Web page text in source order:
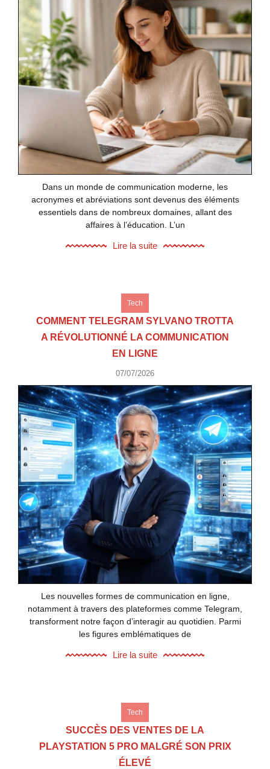
Dans un monde de communication moderne, les
acronymes et abréviations sont devenus des éléments
essentiels dans de nombreux domaines, allant des
affaires à l’éducation. L’un
Lire la suite
Tech
COMMENT TELEGRAM SYLVANO TROTTA
A RÉVOLUTIONNÉ LA COMMUNICATION
EN LIGNE
07/07/2026
Les nouvelles formes de communication en ligne,
notamment à travers des plateformes comme Telegram,
transforment notre façon d’interagir au quotidien. Parmi
les figures emblématiques de
Lire la suite
Tech
SUCCÈS DES VENTES DE LA
PLAYSTATION 5 PRO MALGRÉ SON PRIX
ÉLEVÉ